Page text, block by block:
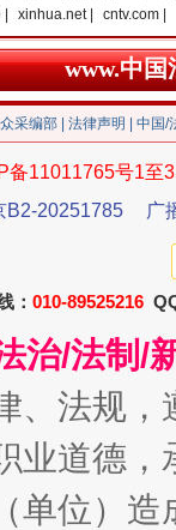
xinhua.net | cntv.com |
www.中
采编部 法律声明 | 中国
备11011765号1至
B2-20251785
广
： 010-89525216
治/法制/
、法规
业道德
单位）